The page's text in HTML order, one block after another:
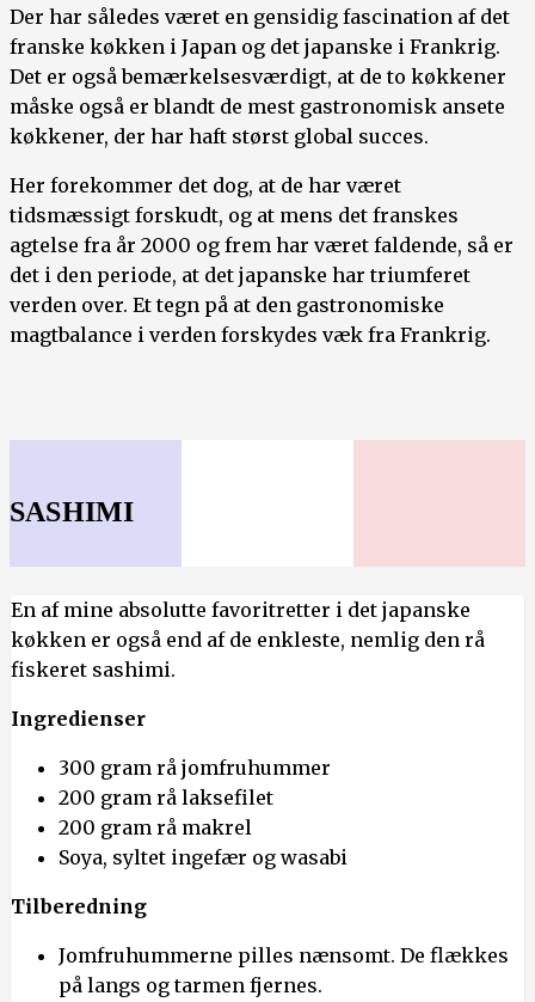
Der har således været en gensidig fascination af det
franske køkken i Japan og det japanske i Frankrig.
Det er også bemærkelsesværdigt, at de to køkkener
måske også er blandt de mest gastronomisk ansete
køkkener, der har haft størst global succes.
Her forekommer det dog, at de har været
tidsmæssigt forskudt, og at mens det franskes
agtelse fra år 2000 og frem har været faldende, så er
det i den periode, at det japanske har triumferet
verden over. Et tegn på at den gastronomiske
magtbalance i verden forskydes væk fra Frankrig.
SASHIMI
En af mine absolutte favoritretter i det japanske
køkken er også end af de enkleste, nemlig den rå
fiskeret sashimi.
Ingredienser
300 gram rå jomfruhummer
200 gram rå laksefilet
200 gram rå makrel
Soya, syltet ingefær og wasabi
Tilberedning
Jomfruhummerne pilles nænsomt. De flækkes
på langs og tarmen fjernes.